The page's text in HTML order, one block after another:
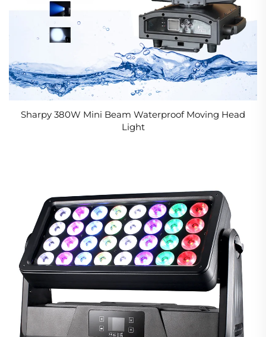
Sharpy 380W Mini Beam Waterproof Moving Head
Light